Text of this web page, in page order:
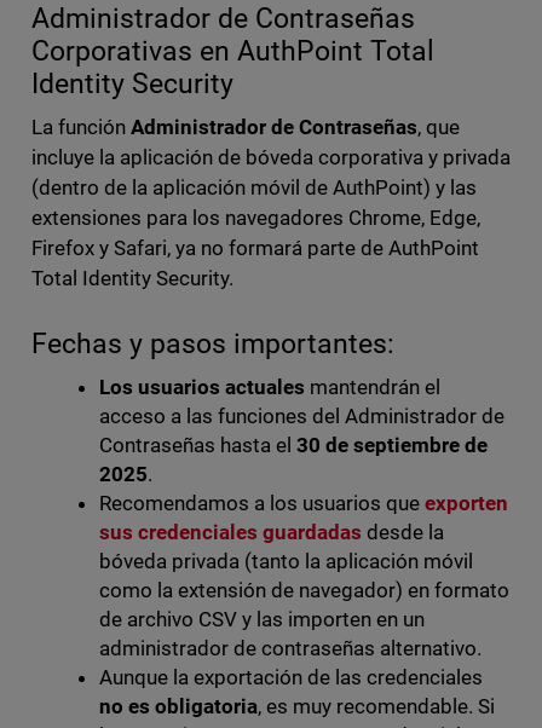
Administrador de Contraseñas
Corporativas en AuthPoint Total
Identity Security
La función Administrador de Contraseñas, que
incluye la aplicación de bóveda corporativa y privada
(dentro de la aplicación móvil de AuthPoint) y las
extensiones para los navegadores Chrome, Edge,
Firefox y Safari, ya no formará parte de AuthPoint
Total Identity Security.
Fechas y pasos importantes:
Los usuarios actuales mantendrán el
acceso a las funciones del Administrador de
Contraseñas hasta el 30 de septiembre de
2025.
Recomendamos a los usuarios queexporten
sus credenciales guardadas desde la
bóveda privada (tanto la aplicación móvil
como la extensión de navegador) en formato
de archivo CSV y las importen en un
administrador de contraseñas alternativo.
Aunque la exportación de las credenciales
no es obligatoria, es muy recomendable. Si